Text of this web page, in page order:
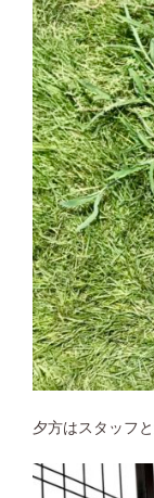
夕方はスタッフ